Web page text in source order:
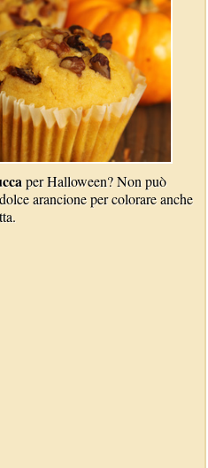
per Halloween? Non può
arancione per colorare anche